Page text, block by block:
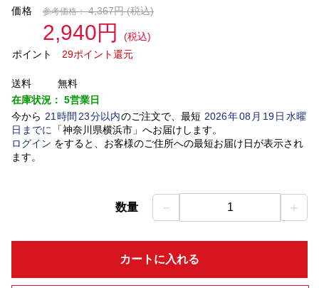
価格 参考価格： 4,367円(税込)
2,940円
(税込)
ポイント
29ポイント還元
送料
無料
在庫状況： 5営業日
今から 21 時間 23分以内のご注文で、最短 2026年08 月 19日水曜
日 までに 「神奈川県横浜市」 へお届けします。
ログイン をすると、お客様のご住所への最短お届け日が表示され
ます。
数量 － 1 ＋
カートに入れる